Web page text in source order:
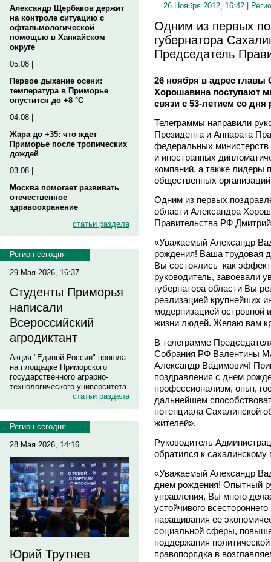
Александр Щербаков держит
на контроле ситуацию с
офтальмологической
помощью в Ханкайском
округе
05.08 |
Первое дыхание осени:
температура в Приморье
опустится до +8 °C
04.08 |
Жара до +35: что ждет
Приморье после тропических
дождей
03.08 |
Москва помогает развивать
отечественное
здравоохранение
статьи раздела
Регион сегодня
29 Мая 2026, 16:37
Студенты Приморья
написали
Всероссийский
агродиктант
Акция "Единой России" прошла
на площадке Приморского
государственного аграрно-
технологического университета
статьи раздела
Регион сегодня
28 Мая 2026, 14:16
Юрий Трутнев
26 Ноября 2012, 16:42 |
Одним из первых
губернатора
Председатель
26 ноября в адрес главы
Хорошавина поступают
связи с 53-летием со дня
Телеграммы направили
Президента и Аппарата
федеральных министерств
и иностранных
компаний, а также лидеры
общественных
Одним из первых
области Александра
Правительства РФ
«Уважаемый Александр
рождения! Ваша трудовая
Вы состоялись как
руководитель, завоевали
губернатора области Вы
реализацией крупнейших
модернизацией
жизни людей. Желаю вам
В телеграмме
Собрания РФ Валентины
Александр Вадимович!
поздравления с днем
профессионализм, опыт,
дальнейшем
потенциала Сахалинской
жителей».
Руководитель
обратился к
«Уважаемый Александр
днем рождения! Опытный
управления, Вы много
устойчивого
наращивания ее
социальной сферы,
поддержания
правопорядка в